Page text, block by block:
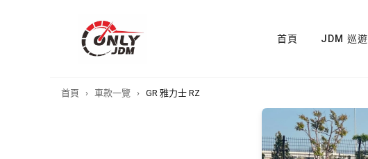
首頁 JDM 巡遊
首頁 › 車款一覽 › GR 雅力士 RZ